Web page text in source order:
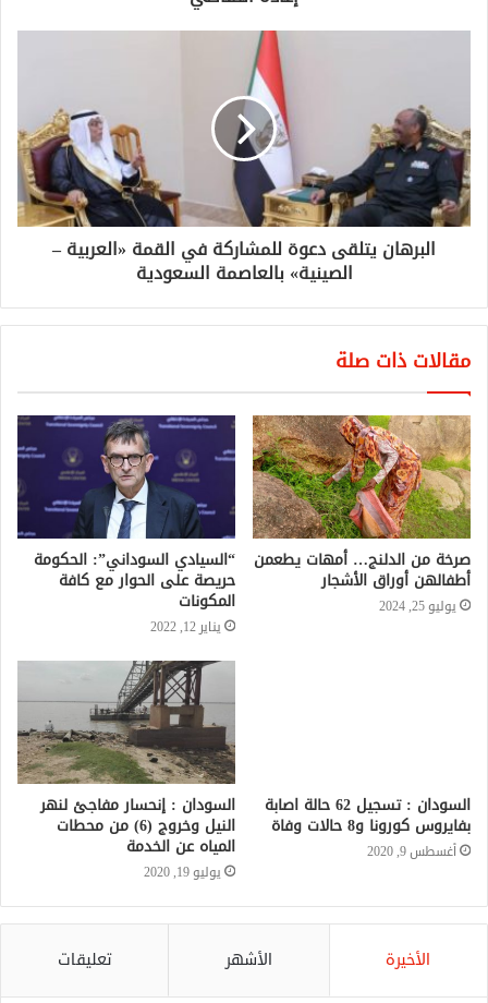
البرهان يتلقى دعوة للمشاركة في القمة «العربية –
الصينية» بالعاصمة السعودية
مقالات ذات صلة
صرخة من الدلنج… أمهات يطعمن
أطفالهن أوراق الأشجار
يوليو 25, 2024
“السيادي السوداني”: الحكومة
حريصة على الحوار مع كافة
المكونات
يناير 12, 2022
السودان : تسجيل 62 حالة اصابة
بفايروس كورونا و8 حالات وفاة
أغسطس 9, 2020
السودان : إنحسار مفاجئ لنهر
النيل وخروج (6) من محطات
المياه عن الخدمة
يوليو 19, 2020
الأخيرة الأشهر تعليقات